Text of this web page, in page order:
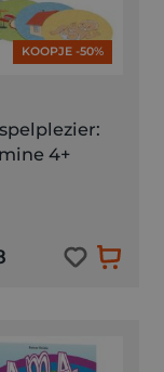
KOOPJE -50%
4+